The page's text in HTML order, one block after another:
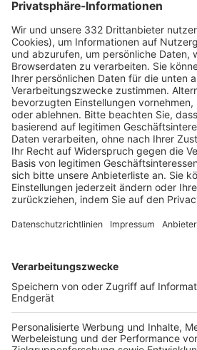
HÄUFIG BESUCHTE SEITEN
Pässe und Vereinswechsel
Trainerausbildung
Schulungsangebot Vereinsmitarbeiter
BFV-Geschäftsstellen
Trainerbörse
Login SpielPlus
FOLGE DEM BFV
TOP-VEREINE